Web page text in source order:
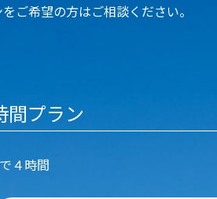
ご希望の方はご相談ください。
間プラン
４時間